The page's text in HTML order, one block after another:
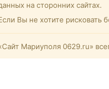
на сторонних сайтах.
Вы не хотите рисковать
Мариуполя 0629.ru»